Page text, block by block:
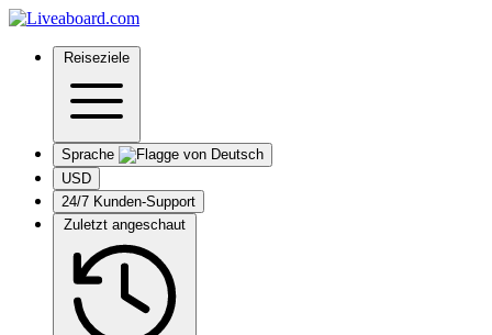
Reiseziele
Sprache
USD
24/7 Kunden-Support
Zuletzt angeschaut